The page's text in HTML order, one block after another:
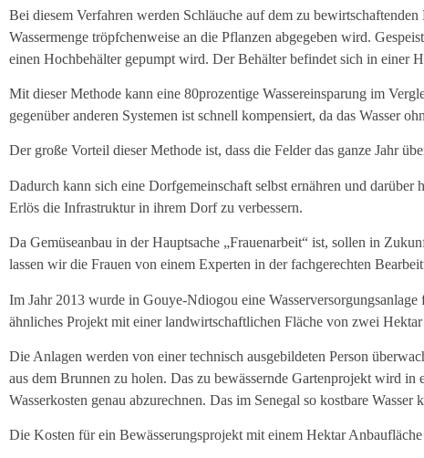
Bei diesem Verfahren werden Schläuche auf dem zu
Wassermenge tröpfchenweise an die Pflanzen abgegeben wird.
einen Hochbehälter gepumpt wird. Der Behälter befindet sich in einer
Mit dieser Methode kann eine 80prozentige Wassereinsparung im
gegenüber anderen Systemen ist schnell kompensiert, da das Wasser
Der große Vorteil dieser Methode ist, dass die Felder das ganze Jahr
Dadurch kann sich eine Dorfgemeinschaft selbst ernähren und
Erlös die Infrastruktur in ihrem Dorf zu verbessern.
Da Gemüseanbau in der Hauptsache „Frauenarbeit“ ist, sollen in
lassen wir die Frauen von einem Experten in der fachgerechten
Im Jahr 2013 wurde in Gouye-Ndiogou eine
ähnliches Projekt mit einer landwirtschaftlichen Fläche von zwei
Die Anlagen werden von einer technisch ausgebildeten Person
aus dem Brunnen zu holen. Das zu bewässernde Gartenprojekt wird
Wasserkosten genau abzurechnen. Das im Senegal so kostbare Wasser
Die Kosten für ein Bewässerungsprojekt mit einem Hektar